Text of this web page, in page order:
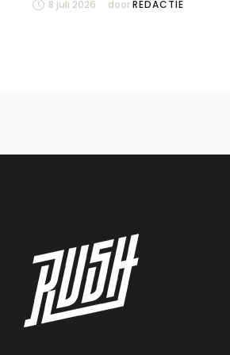
8 juli 2026 door REDACTIE